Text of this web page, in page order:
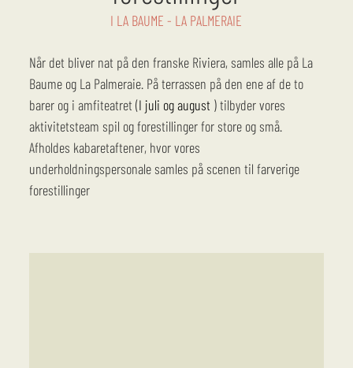
I LA BAUME - LA PALMERAIE
Når det bliver nat på den franske Riviera, samles alle på La
Baume og La Palmeraie. På terrassen på den ene af de to
barer og i amfiteatret (I juli og august ) tilbyder vores
aktivitetsteam spil og forestillinger for store og små.
Afholdes kabaretaftener, hvor vores
underholdningspersonale samles på scenen til farverige
forestillinger